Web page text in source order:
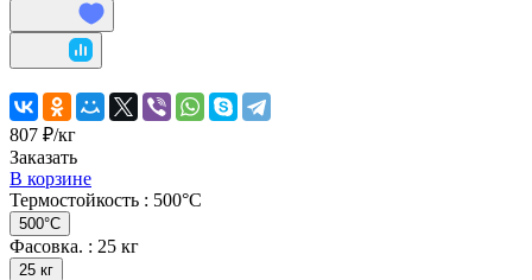
807 ₽/кг
Заказать
В корзине
Термостойкость : 500°C
500°C
Фасовка. : 25 кг
25 кг